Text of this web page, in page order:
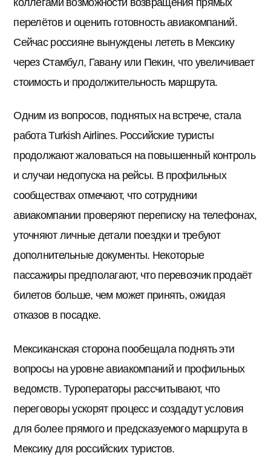
коллегами возможности возвращения прямых
перелётов и оценить готовность авиакомпаний.
Сейчас россияне вынуждены лететь в Мексику
через Стамбул, Гавану или Пекин, что увеличивает
стоимость и продолжительность маршрута.
Одним из вопросов, поднятых на встрече, стала
работа Turkish Airlines. Российские туристы
продолжают жаловаться на повышенный контроль
и случаи недопуска на рейсы. В профильных
сообществах отмечают, что сотрудники
авиакомпании проверяют переписку на телефонах,
уточняют личные детали поездки и требуют
дополнительные документы. Некоторые
пассажиры предполагают, что перевозчик продаёт
билетов больше, чем может принять, ожидая
отказов в посадке.
Мексиканская сторона пообещала поднять эти
вопросы на уровне авиакомпаний и профильных
ведомств. Туроператоры рассчитывают, что
переговоры ускорят процесс и создадут условия
для более прямого и предсказуемого маршрута в
Мексику для российских туристов.